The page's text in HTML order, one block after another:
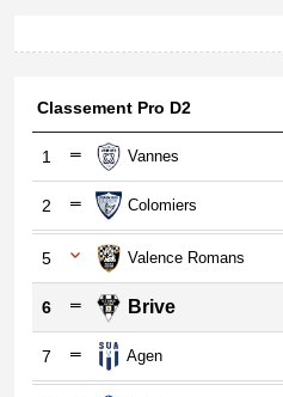
Classement Pro D2
1 Vannes
2 Colomiers
5 Valence Romans
6 Brive
7 Agen